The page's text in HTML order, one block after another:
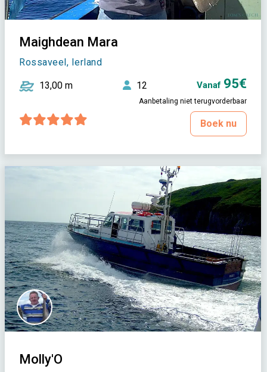
Maighdean Mara
Rossaveel, Ierland
13,00 m 12 Vanaf 95€
Aanbetaling niet terugvorderbaar
Boek nu
Molly'O